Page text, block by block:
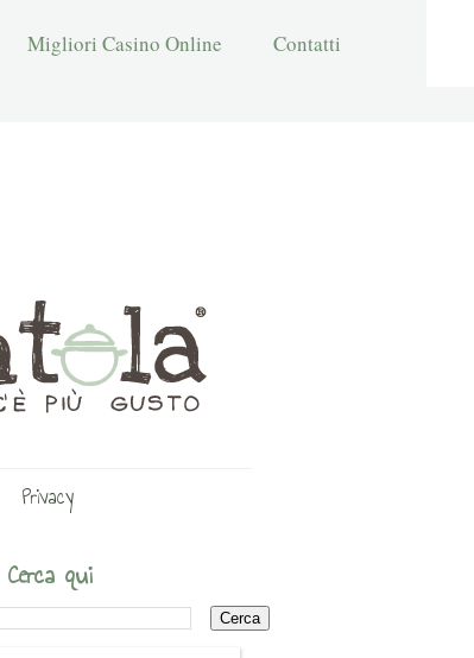
Migliori Casino Online Contatti
Privacy
Cerca qui